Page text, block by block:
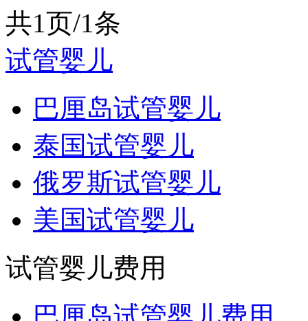
共1页/1条
试管婴儿
巴厘岛试管婴儿
泰国试管婴儿
俄罗斯试管婴儿
美国试管婴儿
试管婴儿费用